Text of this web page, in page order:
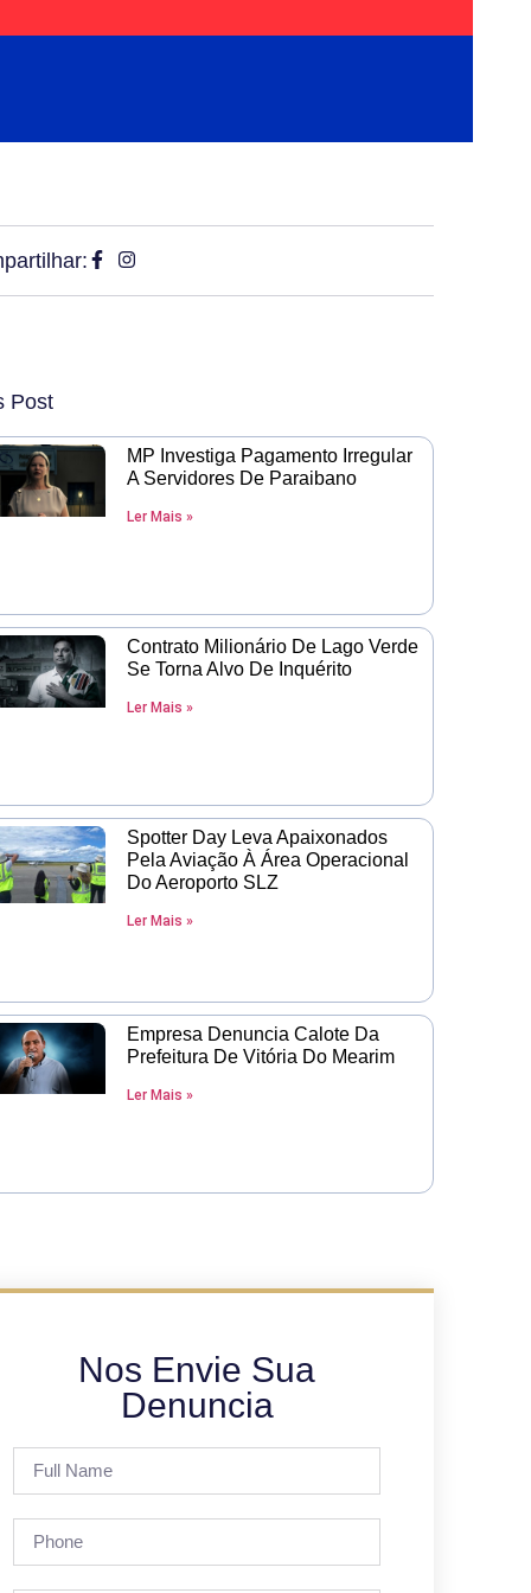
Post
MP Investiga Pagamento Irregular
A Servidores De Paraibano
Ler Mais »
Contrato Milionário De Lago Verde
Se Torna Alvo De Inquérito
Ler Mais »
Spotter Day Leva Apaixonados
Pela Aviação À Área Operacional
Do Aeroporto SLZ
Ler Mais »
Empresa Denuncia Calote Da
Prefeitura De Vitória Do Mearim
Ler Mais »
Nos Envie Sua
Denuncia